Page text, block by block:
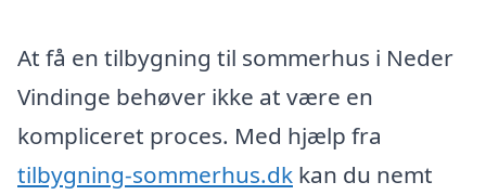
At få en tilbygning til sommerhus i Neder
Vindinge behøver ikke at være en
kompliceret proces. Med hjælp fra
tilbygning-sommerhus.dk kan du nemt